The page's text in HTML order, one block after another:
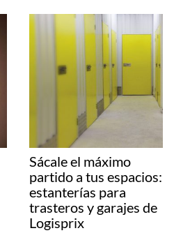
Sácale el máximo
partido a tus espacios:
estanterías para
trasteros y garajes de
Logisprix